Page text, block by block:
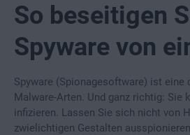
So beseitigen
Spyware von
Spyware (Spionagesoftware) ist eine
Malware-Arten. Und ganz richtig: Sie
infizieren. Lassen Sie sich nicht von
zwielichtigen Gestalten